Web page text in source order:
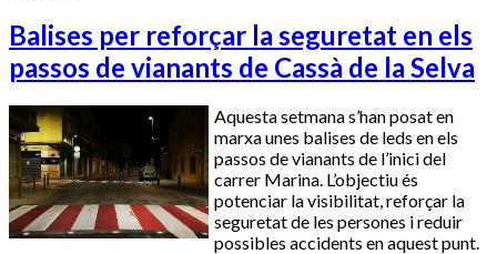
Balises per reforçar la seguretat en els
passos de vianants de Cassà de la Selva
Aquesta setmana s’han posat en
marxa unes balises de leds en els
passos de vianants de l’inici del
carrer Marina. L’objectiu és
potenciar la visibilitat, reforçar la
seguretat de les persones i reduir
possibles accidents en aquest punt.